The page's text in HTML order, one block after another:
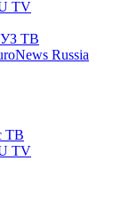
TV
ТВ
Russia
ТВ
TV